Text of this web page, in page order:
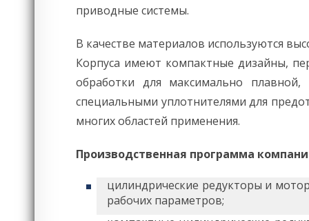
приводные системы.
В качестве материалов используются
Корпуса имеют компактные дизайны,
обработки для максимально
специальными уплотнителями для
многих областей применения.
Производственная программа
цилиндрические редукторы и
рабочих параметров;